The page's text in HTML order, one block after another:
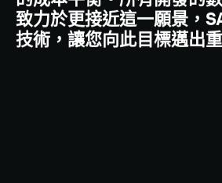
致力於更接近這一願景，
技術，讓您向此目標邁出